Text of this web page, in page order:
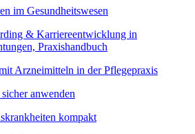
im Gesundheitswesen
& Karriereentwicklung in
Praxishandbuch
Arzneimitteln in der Pflegepraxis
anwenden
kompakt